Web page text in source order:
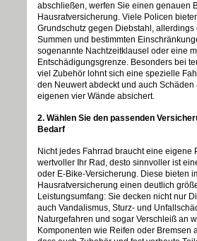
abschließen, werfen Sie einen genauen
Hausratversicherung. Viele Policen
Grundschutz gegen Diebstahl, allerdings
Summen und bestimmten
sogenannte Nachtzeitklausel oder eine
Entschädigungsgrenze. Besonders bei
viel Zubehör lohnt sich eine spezielle
den Neuwert abdeckt und auch
eigenen vier Wände absichert.
2. Wählen Sie den passenden
Bedarf
Nicht jedes Fahrrad braucht eine eigene
wertvoller Ihr Rad, desto sinnvoller ist
oder E-Bike-Versicherung. Diese bieten
Hausratversicherung einen deutlich
Leistungsumfang: Sie decken nicht nur
auch Vandalismus, Sturz- und
Naturgefahren und sogar Verschleiß an
Komponenten wie Reifen oder Bremsen